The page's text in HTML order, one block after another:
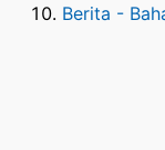
Berita -